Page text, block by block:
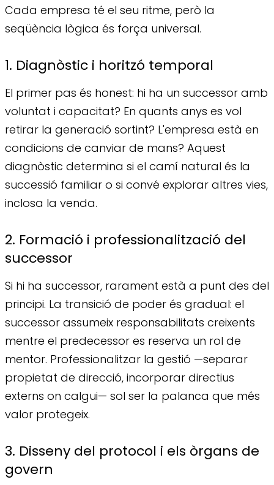
Cada empresa té el seu ritme, però la
seqüència lògica és força universal.
1. Diagnòstic i horitzó temporal
El primer pas és honest: hi ha un successor amb
voluntat i capacitat? En quants anys es vol
retirar la generació sortint? L'empresa està en
condicions de canviar de mans? Aquest
diagnòstic determina si el camí natural és la
successió familiar o si convé explorar altres vies,
inclosa la venda.
2. Formació i professionalització del
successor
Si hi ha successor, rarament està a punt des del
principi. La transició de poder és gradual: el
successor assumeix responsabilitats creixents
mentre el predecessor es reserva un rol de
mentor. Professionalitzar la gestió —separar
propietat de direcció, incorporar directius
externs on calgui— sol ser la palanca que més
valor protegeix.
3. Disseny del protocol i els òrgans de
govern